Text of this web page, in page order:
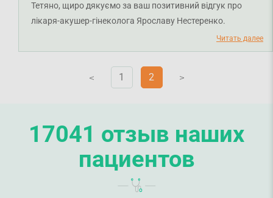
Тетяно, щиро дякуємо за ваш позитивний відгук про
лікаря-акушер-гінеколога Ярославу Нестеренко.
Читать далее
V 1 2 V
17041 отзыв наших
пациентов